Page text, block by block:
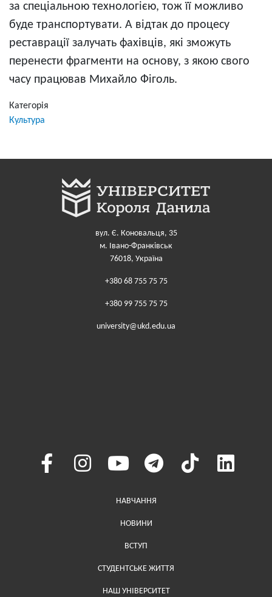
за спеціальною технологією, тож її можливо
буде транспортувати. А відтак до процесу
реставрації залучать фахівців, які зможуть
перенести фрагменти на основу, з якою свого
часу працював Михайло Фіголь.
Категорія
Культура
вул. Є. Коновальця, 35
м. Івано-Франківськ
76018, Україна
+380 68 755 75 75
+380 99 755 75 75
university@ukd.edu.ua
Меню у хедері
НАВЧАННЯ
НОВИНИ
ВСТУП
СТУДЕНТСЬКЕ ЖИТТЯ
НАШ УНІВЕРСИТЕТ